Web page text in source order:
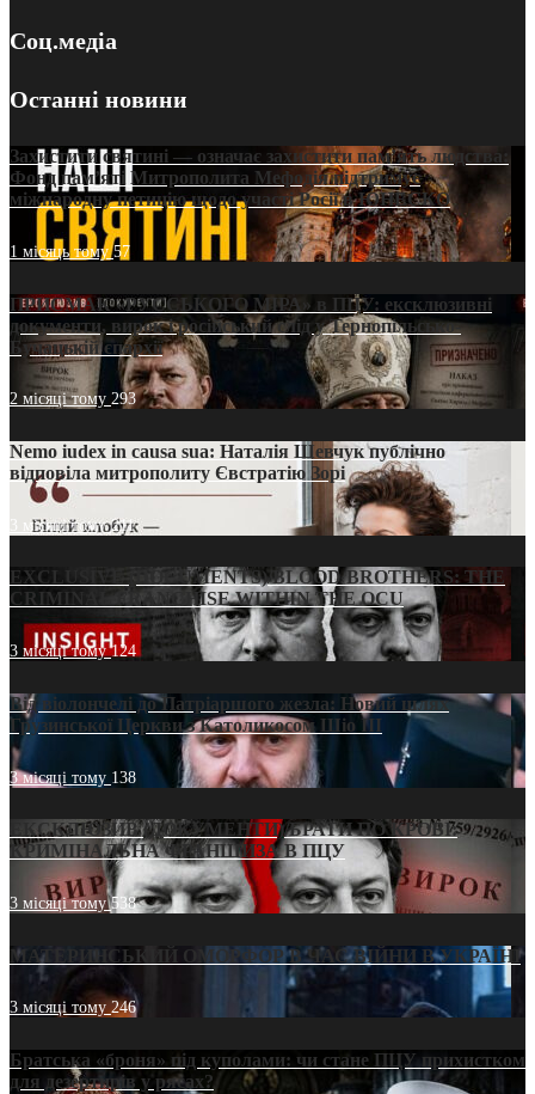
Соц.медіа
Останні новини
Захистити святині — означає захистити пам’ять людства:
Фонд пам’яті Митрополита Мефодія підтримує
міжнародну петицію щодо участі Росії в ЮНЕСКО
1 місяць тому57
ПРИСМАК «РУССЬКОГО МІРА» в ПЦУ: ексклюзивні
документи, вирок і російський слід у Тернопільсько-
Бучацькій єпархії
2 місяці тому 293
Nemo iudex in causa sua: Наталія Шевчук публічно
відповіла митрополиту Євстратію Зорі
3 місяці тому211
EXCLUSIVE (DOCUMENTS)/BLOOD BROTHERS: THE
CRIMINAL FRANCHISE WITHIN THE OCU
3 місяці тому124
Від віолончелі до Патріаршого жезла: Новий шлях
Грузинської Церкви з Католикосом Шіо III
3 місяці тому 138
ЕКСКЛЮЗИВ (ДОКУМЕНТИ)/БРАТИ ПО КРОВІ:
КРИМІНАЛЬНА ФРАНШИЗА В ПЦУ
3 місяці тому538
МАТЕРИНСЬКИЙ ОМОРФОР В ЧАС ВІЙНИ В УКРАЇНІ
3 місяці тому246
Братська «броня» під куполами: чи стане ПЦУ прихистком
для дезертирів у рясах?